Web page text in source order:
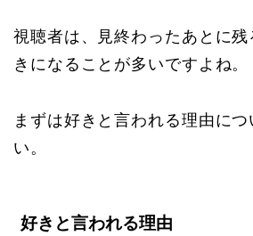
視聴者は、見終わったあとに
きになることが多いですよね。
まずは好きと言われる理由に
い。
好きと言われる理由